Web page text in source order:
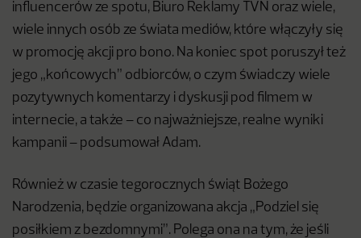
influencerów ze spotu, Biuro Reklamy TVN oraz wiele,
wiele innych osób ze świata mediów, które włączyły się
w promocję akcji pro bono. Na koniec spot poruszył też
jego „końcowych” odbiorców, o czym świadczy wiele
pozytywnych komentarzy i dyskusji pod filmem w
internecie, a także – co najważniejsze, realne wyniki
kampanii – podsumował Adam.
Również w czasie tegorocznych świąt Bożego
Narodzenia, będzie organizowana akcja „Podziel się
posiłkiem z bezdomnymi”. Polega ona na tym, że jeśli